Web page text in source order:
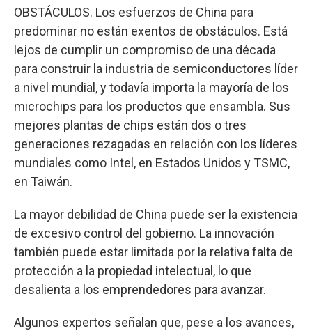
OBSTÁCULOS. Los esfuerzos de China para
predominar no están exentos de obstáculos. Está
lejos de cumplir un compromiso de una década
para construir la industria de semiconductores líder
a nivel mundial, y todavía importa la mayoría de los
microchips para los productos que ensambla. Sus
mejores plantas de chips están dos o tres
generaciones rezagadas en relación con los líderes
mundiales como Intel, en Estados Unidos y TSMC,
en Taiwán.
La mayor debilidad de China puede ser la existencia
de excesivo control del gobierno. La innovación
también puede estar limitada por la relativa falta de
protección a la propiedad intelectual, lo que
desalienta a los emprendedores para avanzar.
Algunos expertos señalan que, pese a los avances,